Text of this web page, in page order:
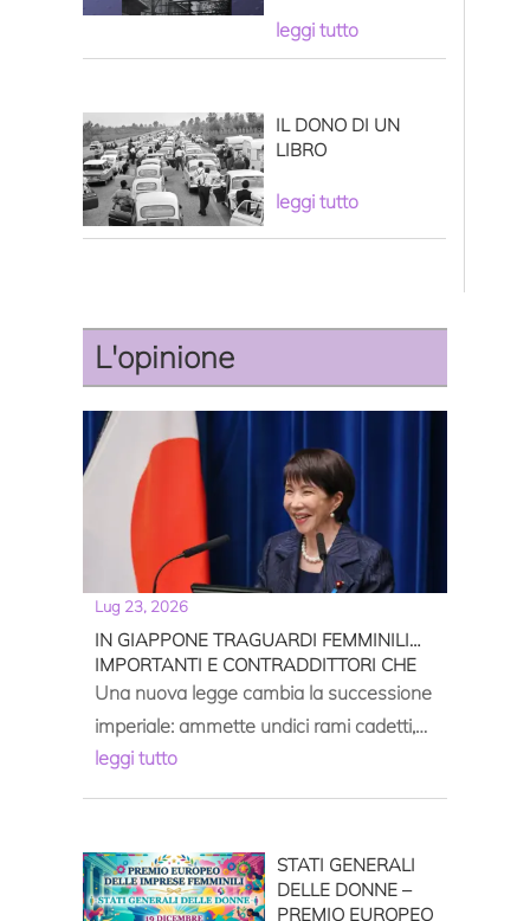
leggi tutto
IL DONO DI UN
LIBRO
leggi tutto
L'opinione
Lug 23, 2026
IN GIAPPONE TRAGUARDI FEMMINILI
IMPORTANTI E CONTRADDITTORI CHE
INVITANO A RIFLETTERE
Una nuova legge cambia la successione
imperiale: ammette undici rami cadetti,
rafforza la possibilità numerica degli
eredi all’impero, ma continua ad
leggi tutto
STATI GENERALI
DELLE DONNE –
PREMIO EUROPEO